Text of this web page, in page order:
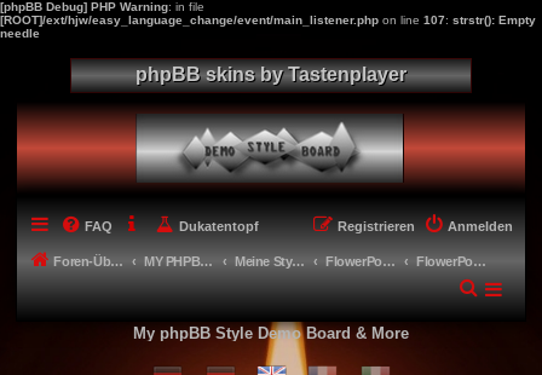
[phpBB Debug] PHP Warning: in file
[ROOT]/ext/hjw/easy_language_change/event/main_listener.php on line 107: strstr(): Empty
needle
phpBB skins by Tastenplayer
FAQ Dukatentopf Anmelden
Registrieren
Foren-Übersicht MY PHPBB 3.2.X STYLES Meine Styles - My style creations FlowerPower FlowerPowerGrid
My phpBB Style Demo Board & More